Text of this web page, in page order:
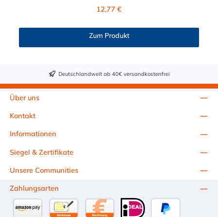
Betriebstemperatur: -40ºC bis 82ºC (Acetal) und 0ºC bis 82ºC
Regulärer Preis:
12,77 €
Zum Produkt
Deutschlandweit ab 40€ versandkostenfrei
Über uns
Kontakt
Informationen
Unsere Communities
Siegel & Zertifikate
Zahlungsarten